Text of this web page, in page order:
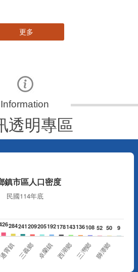
透明專區